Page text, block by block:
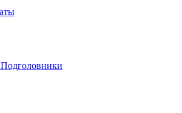
Подголовники